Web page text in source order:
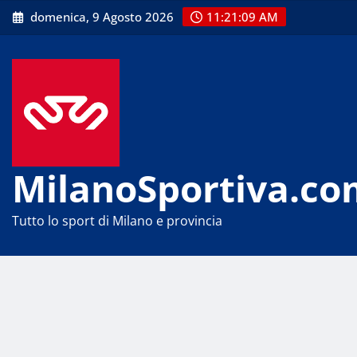
Skip
to
domenica, 9 Agosto 2026 11:21:09 AM
Tutto lo sport di Milano e provincia